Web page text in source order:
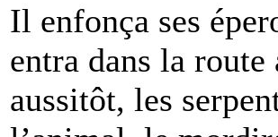
Il enfonça ses
entra dans la
aussitôt, les